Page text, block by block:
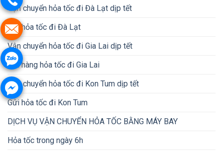
Vận chuyển hỏa tốc đi Đà Lạt dịp tết
Gửi hỏa tốc đi Đà Lạt
Vận chuyển hỏa tốc đi Gia Lai dịp tết
Gửi hàng hỏa tốc đi Gia Lai
Vận chuyển hỏa tốc đi Kon Tum dịp tết
Gửi hỏa tốc đi Kon Tum
DỊCH VỤ VẬN CHUYỂN HỎA TỐC BẰNG MÁY BAY
Hỏa tốc trong ngày 6h